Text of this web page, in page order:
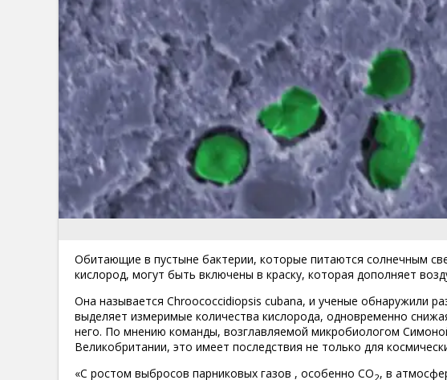
Обитающие в пустыне бактерии, которые питаются солнечным
кислород, могут быть включены в краску, которая дополняет
Она называется Chroococcidiopsis cubana, и ученые обнаружили
выделяет измеримые количества кислорода, одновременно
него. По мнению команды, возглавляемой микробиологом
Великобритании, это имеет последствия не только для
«С ростом выбросов парниковых газов , особенно CO2, в